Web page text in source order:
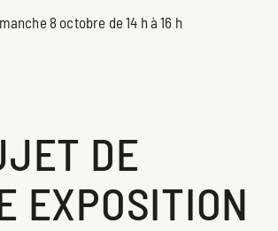
8 octobre de 14 h à 16 h
DE
EXPOSITION